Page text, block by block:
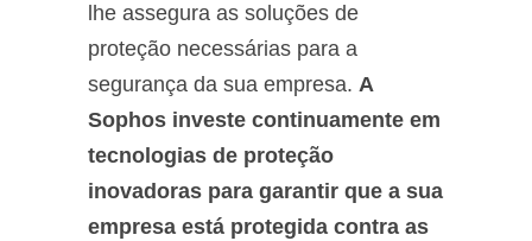
lhe assegura as soluções de
proteção necessárias para a
segurança da sua empresa. A
Sophos investe continuamente em
tecnologias de proteção
inovadoras para garantir que a sua
empresa está protegida contra as